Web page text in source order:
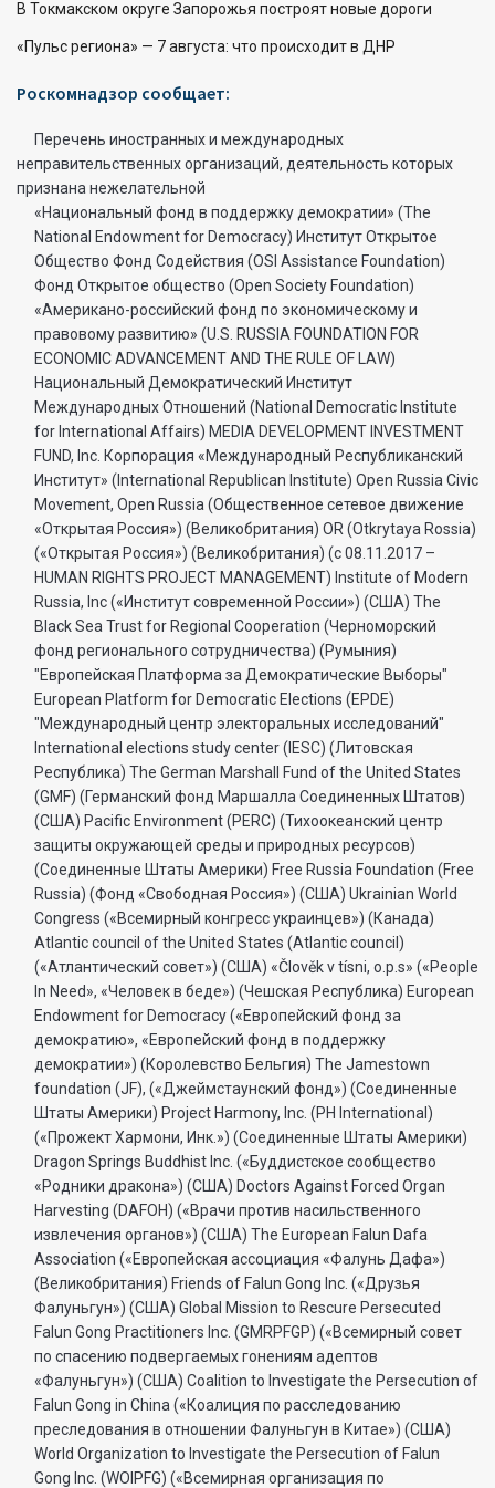
В Токмакском округе Запорожья построят новые дороги
«Пульс региона» — 7 августа: что происходит в ДНР
Роскомнадзор сообщает:
Перечень иностранных и международных
неправительственных организаций, деятельность которых
признана нежелательной
«Национальный фонд в поддержку демократии» (The
National Endowment for Democracy) Институт Открытое
Общество Фонд Содействия (OSI Assistance Foundation)
Фонд Открытое общество (Open Society Foundation)
«Американо-российский фонд по экономическому и
правовому развитию» (U.S. RUSSIA FOUNDATION FOR
ECONOMIC ADVANCEMENT AND THE RULE OF LAW)
Национальный Демократический Институт
Международных Отношений (National Democratic Institute
for International Affairs) MEDIA DEVELOPMENT INVESTMENT
FUND, Inc. Корпорация «Международный Республиканский
Институт» (International Republican Institute) Open Russia Civic
Movement, Open Russia (Общественное сетевое движение
«Открытая Россия») (Великобритания) OR (Otkrytaya Rossia)
(«Открытая Россия») (Великобритания) (с 08.11.2017 –
HUMAN RIGHTS PROJECT MANAGEMENT) Institute of Modern
Russia, Inc («Институт современной России») (США) The
Black Sea Trust for Regional Cooperation (Черноморский
фонд регионального сотрудничества) (Румыния)
"Европейская Платформа за Демократические Выборы"
European Platform for Democratic Elections (EPDE)
"Международный центр электоральных исследований"
International elections study center (IESC) (Литовская
Республика) The German Marshall Fund of the United States
(GMF) (Германский фонд Маршалла Соединенных Штатов)
(США) Pacific Environment (PERC) (Тихоокеанский центр
защиты окружающей среды и природных ресурсов)
(Соединенные Штаты Америки) Free Russia Foundation (Free
Russia) (Фонд «Свободная Россия») (США) Ukrainian World
Congress («Всемирный конгресс украинцев») (Канада)
Atlantic council of the United States (Atlantic council)
(«Атлантический совет») (США) «Člověk v tísni, o.p.s» («People
In Need», «Человек в беде») (Чешская Республика) European
Endowment for Democracy («Европейский фонд за
демократию», «Европейский фонд в поддержку
демократии») (Королевство Бельгия) The Jamestown
foundation (JF), («Джеймстаунский фонд») (Соединенные
Штаты Америки) Project Harmony, Inc. (PH International)
(«Прожект Хармони, Инк.») (Соединенные Штаты Америки)
Dragon Springs Buddhist Inc. («Буддистское сообщество
«Родники дракона») (США) Doctors Against Forced Organ
Harvesting (DAFOH) («Врачи против насильственного
извлечения органов») (США) The European Falun Dafa
Association («Европейская ассоциация «Фалунь Дафа»)
(Великобритания) Friends of Falun Gong Inc. («Друзья
Фалуньгун») (США) Global Mission to Rescure Persecuted
Falun Gong Practitioners Inc. (GMRPFGP) («Всемирный совет
по спасению подвергаемых гонениям адептов
«Фалуньгун») (США) Coalition to Investigate the Persecution of
Falun Gong in China («Коалиция по расследованию
преследования в отношении Фалуньгун в Китае») (США)
World Organization to Investigate the Persecution of Falun
Gong Inc. (WOIPFG) («Всемирная организация по